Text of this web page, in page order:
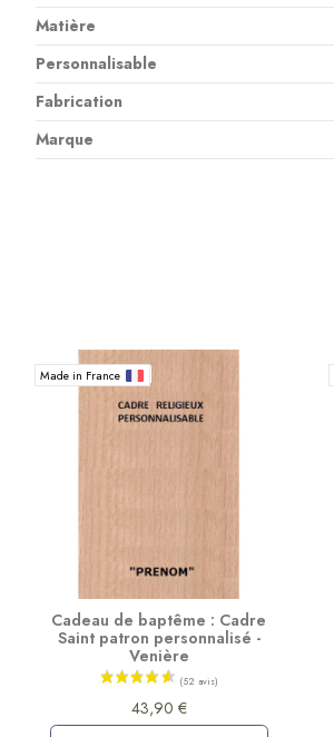
Matière
Personnalisable
Fabrication
Marque
Made in France
Cadeau de baptême : Cadre
Saint patron personnalisé -
Venière
43,90 €